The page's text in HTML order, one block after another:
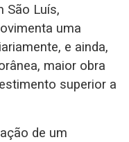
São Luís,
uma
e ainda,
maior obra
superior a
de um